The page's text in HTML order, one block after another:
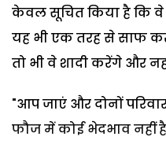
केवल सूचित किया है कि वे
यह भी एक तरह से साफ
तो भी वे शादी करेंगे और
"आप जाएं और दोनों
फौज में कोई भेदभाव नहीं